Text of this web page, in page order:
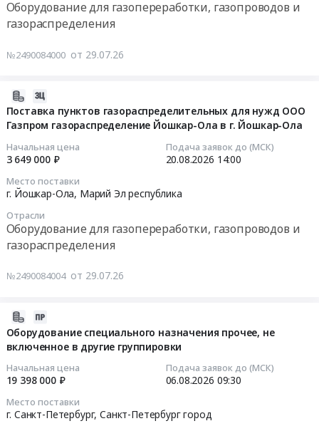
Оборудование для газопереработки, газопроводов и
газораспределения
№2490084000 от 29.07.26
Поставка пунктов газораспределительных для нужд ООО
Газпром газораспределение Йошкар-Ола в г. Йошкар-Ола
Начальная цена
3 649 000 ₽
Подача заявок до (МСК)
20.08.2026 14:00
Место поставки
г. Йошкар-Ола, Марий Эл республика
Отрасли
Оборудование для газопереработки, газопроводов и
газораспределения
№2490084004 от 29.07.26
Оборудование специального назначения прочее, не
включенное в другие группировки
Начальная цена
19 398 000 ₽
Подача заявок до (МСК)
06.08.2026 09:30
Место поставки
г. Санкт-Петербург,Санкт-Петербург город